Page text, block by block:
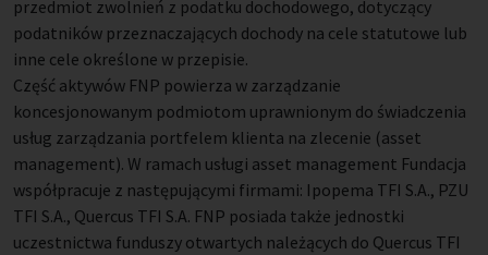
przedmiot zwolnień z podatku dochodowego, dotyczący
podatników przeznaczających dochody na cele statutowe lub
inne cele określone w przepisie.
Część aktywów FNP powierza w zarządzanie
koncesjonowanym podmiotom uprawnionym do świadczenia
usług zarządzania portfelem klienta na zlecenie (asset
management). W ramach usługi asset management Fundacja
współpracuje z następującymi firmami: Ipopema TFI S.A., PZU
TFI S.A., Quercus TFI S.A. FNP posiada także jednostki
uczestnictwa funduszy otwartych należących do Quercus TFI